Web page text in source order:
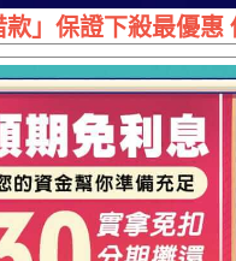
押免保
款」保證下殺最優